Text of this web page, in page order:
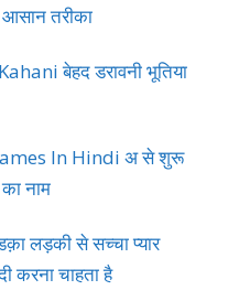
तरीका
बेहद डरावनी भूतिया
In Hindi अ से शुरू
नाम
लड़की से सच्चा प्यार
करना चाहता है